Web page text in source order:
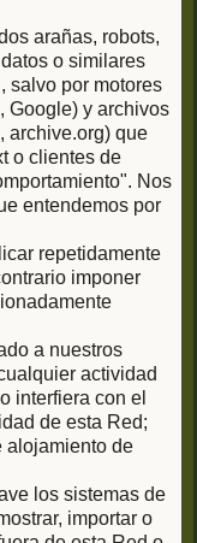
arañas, robots,
o similares
salvo por motores
Google) y archivos
archive.org) que
o clientes de
Nos
entendemos por
repetidamente
imponer
a nuestros
actividad
interfiera con el
de esta Red;
alojamiento de
los sistemas de
importar o